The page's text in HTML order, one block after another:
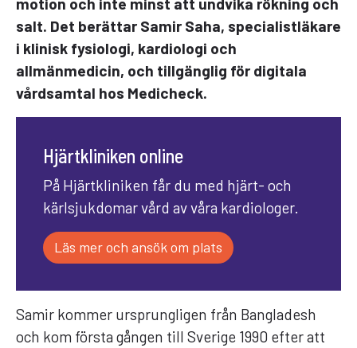
salt. Det berättar Samir Saha, specialistläkare
i klinisk fysiologi, kardiologi och
allmänmedicin, och tillgänglig för digitala
vårdsamtal hos Medicheck.
Hjärtkliniken online
På Hjärtkliniken får du med hjärt- och
kärlsjukdomar vård av våra kardiologer.
Läs mer och ansök om plats
Samir kommer ursprungligen från Bangladesh
och kom första gången till Sverige 1990 efter att